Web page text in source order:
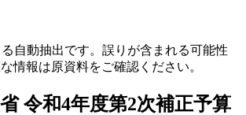
自動抽出です。誤りが含まれる可能性
情報は原資料をご確認ください。
令和4年度第2次補正予算